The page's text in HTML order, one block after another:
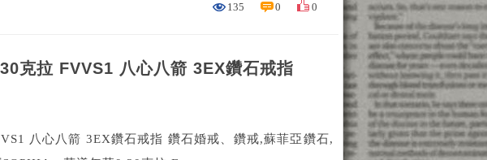
135 0 0
克拉 FVVS1 八心八箭 3EX鑽石戒指
八心八箭 3EX鑽石戒指 鑽石婚戒、鑽戒,蘇菲亞鑽石,